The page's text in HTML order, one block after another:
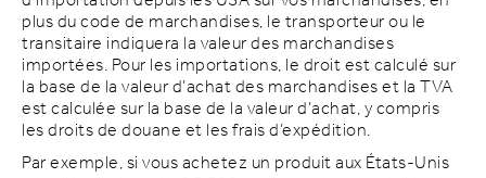
plus du code de marchandises, le transporteur ou le
transitaire indiquera la valeur des marchandises
importées. Pour les importations, le droit est calculé sur
la base de la valeur d’achat des marchandises et la TVA
est calculée sur la base de la valeur d’achat, y compris
les droits de douane et les frais d’expédition.
Par exemple, si vous achetez un produit aux États-Unis